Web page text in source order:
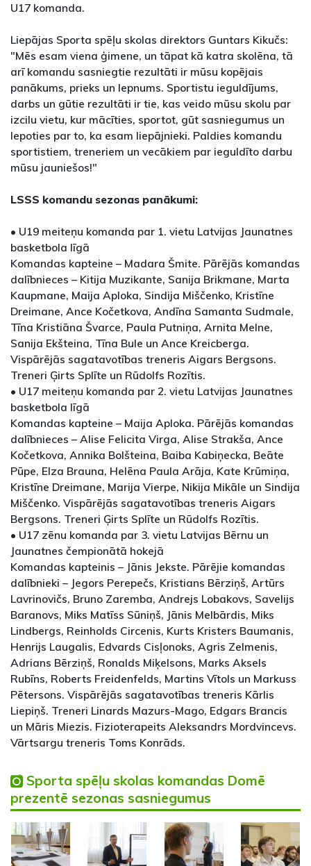
U17 komanda.
Liepājas Sporta spēļu skolas direktors Guntars Kikučs:
"Mēs esam viena ģimene, un tāpat kā katra skolēna, tā
arī komandu sasniegtie rezultāti ir mūsu kopējais
panākums, prieks un lepnums. Sportistu ieguldījums,
darbs un gūtie rezultāti ir tie, kas veido mūsu skolu par
izcilu vietu, kur mācīties, sportot, gūt sasniegumus un
lepoties par to, ka esam liepājnieki. Paldies komandu
sportistiem, treneriem un vecākiem par ieguldīto darbu
mūsu jauniešos!"
LSSS komandu sezonas panākumi:
• U19 meiteņu komanda par 1. vietu Latvijas Jaunatnes
basketbola līgā
Komandas kapteine – Madara Šmite. Pārējās komandas
dalībnieces – Kitija Muzikante, Sanija Brikmane, Marta
Kaupmane, Maija Aploka, Sindija Miščenko, Kristīne
Dreimane, Ance Kočetkova, Andīna Samanta Sudmale,
Tīna Kristiāna Švarce, Paula Putniņa, Arnita Melne,
Sanija Ekšteina, Tīna Bule un Ance Kreicberga.
Vispārējās sagatavotības treneris Aigars Bergsons.
Treneri Ģirts Splīte un Rūdolfs Rozītis.
• U17 meiteņu komanda par 2. vietu Latvijas Jaunatnes
basketbola līgā
Komandas kapteine – Maija Aploka. Pārējās komandas
dalībnieces – Alise Felicita Virga, Alise Strakša, Ance
Kočetkova, Annika Bolšteina, Baiba Kabiņecka, Beāte
Pūpe, Elza Brauna, Helēna Paula Arāja, Kate Krūmiņa,
Kristīne Dreimane, Marija Vierpe, Nikija Mikāle un Sindija
Miščenko. Vispārējās sagatavotības treneris Aigars
Bergsons. Treneri Ģirts Splīte un Rūdolfs Rozītis.
• U17 zēnu komanda par 3. vietu Latvijas Bērnu un
Jaunatnes čempionātā hokejā
Komandas kapteinis – Jānis Jekste. Pārējie komandas
dalībnieki – Jegors Perepečs, Kristians Bērziņš, Artūrs
Lavrinovičs, Bruno Zaremba, Andrejs Lobakovs, Savelijs
Baranovs, Miks Matīss Sūniņš, Jānis Melbārdis, Miks
Lindbergs, Reinholds Circenis, Kurts Kristers Baumanis,
Henrijs Laugalis, Edvards Cisļonoks, Agris Zelmenis,
Adrians Bērziņš, Ronalds Miķelsons, Marks Aksels
Rubīns, Roberts Freidenfelds, Martins Vītols un Markuss
Pētersons. Vispārējās sagatavotības treneris Kārlis
Liepiņš. Treneri Linards Mazurs-Mago, Edgars Brancis
un Māris Miezis. Fizioterapeits Aleksandrs Mordvincevs.
Vārtsargu treneris Toms Konrāds.
Sporta spēļu skolas komandas Domē
prezentē sezonas sasniegumus